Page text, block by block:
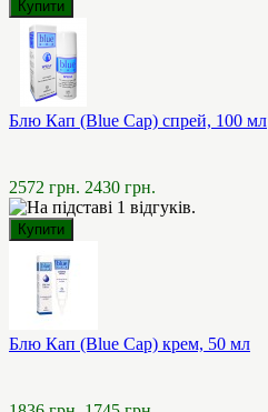
Блю Кап (Blue Cap) спрей, 100 мл
2572 грн. 2430 грн.
Блю Кап (Blue Cap) крем, 50 мл